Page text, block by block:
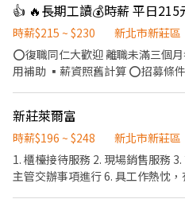
缺人中！想賺錢就來 🍜 時薪人員 · 麵攤招募中 🍜 ．點餐結帳、送
餐。 ．維持店內整潔。 ．煮麵、切小菜等等。 工
18:30、12:00～20:00、 20:00～
時薪$215 ~ $230
新北市新莊區
⭕復職同仁大歡迎 離職未滿三個月者享有： ▪年資累計 ▪體檢費
用補助 ▪薪資照舊計算 ⭕招募條件 ▪職前教育訓練，歡迎無經驗
與主管確認班表） ⭕工作內容（在職教育訓練完善，無經驗者OK）
▪外場 帶客入座→用餐說明、顧客服務→桌面清潔→環境整理→收
銀結帳 等 ▪內場 商品進貨→食材處理→餐點製作→餐具清洗→環境
整理→庫存盤點 等 ⭕獎金福利 ▪生日禮券 ▪員工用餐優惠 ▪年度
新莊萊爾富
時薪$196 ~ $248
新北市新莊區
1. 櫃檯接待服務 2. 現場銷售服務
主管交辦事項進行 6. 具工作熱忱